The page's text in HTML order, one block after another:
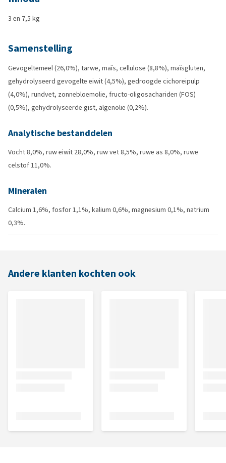
3 en 7,5 kg
Samenstelling
Gevogeltemeel (26,0%), tarwe, maïs, cellulose (8,8%), maïsgluten,
gehydrolyseerd gevogelte eiwit (4,5%), gedroogde cichoreipulp
(4,0%), rundvet, zonnebloemolie, fructo-oligosachariden (FOS)
(0,5%), gehydrolyseerde gist, algenolie (0,2%).
Analytische bestanddelen
Vocht 8,0%, ruw eiwit 28,0%, ruw vet 8,5%, ruwe as 8,0%, ruwe
celstof 11,0%.
Mineralen
Calcium 1,6%, fosfor 1,1%, kalium 0,6%, magnesium 0,1%, natrium
0,3%.
Andere klanten kochten ook